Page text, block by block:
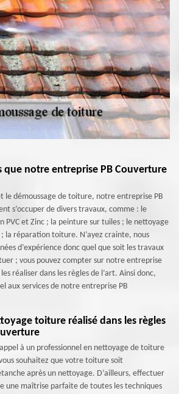
que notre entreprise PB Couverture
le démoussage de toiture, notre entreprise PB
s’occuper de divers travaux, comme : le
PVC et Zinc ; la peinture sur tuiles ; le nettoyage
la réparation toiture. N’ayez crainte, nous
d’expérience donc quel que soit les travaux
; vous pouvez compter sur notre entreprise
réaliser dans les règles de l’art. Ainsi donc,
aux services de notre entreprise PB
toiture réalisé dans les règles
à un professionnel en nettoyage de toiture
souhaitez que votre toiture soit
après un nettoyage. D’ailleurs, effectuer
une maîtrise parfaite de toutes les techniques